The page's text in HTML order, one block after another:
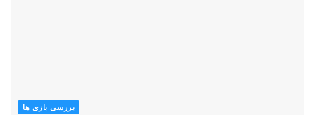
بررسی بازی ها